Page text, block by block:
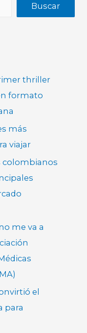
Buscar
thriller
formato
más
viajar
colombianos
me va a
el
para